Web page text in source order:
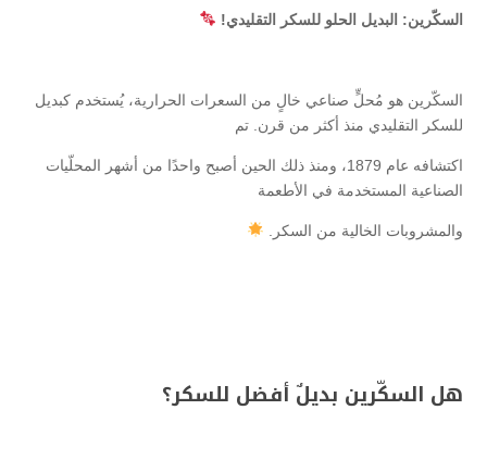
السكّرين: البديل الحلو للسكر التقليدي!
السكّرين هو مُحلٍّ صناعي خالٍ من السعرات الحرارية، يُستخدم كبديل
للسكر التقليدي منذ أكثر من قرن. تم
اكتشافه عام 1879، ومنذ ذلك الحين أصبح واحدًا من أشهر المحلّيات
الصناعية المستخدمة في الأطعمة
والمشروبات الخالية من السكر.
هل السكّرين بديلٌ أفضل للسكر؟